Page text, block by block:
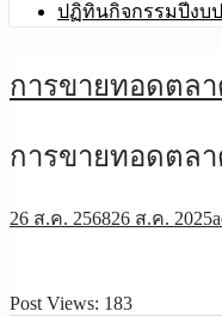
ปฏิทินกิจกรรมปีงบ
การขายทอดตล
การขายทอดตล
26 ส.ค. 256826 ส.ค. 2025
Post Views: 183